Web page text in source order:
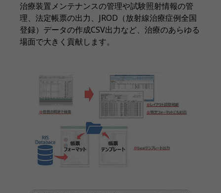
治療装置メンテナンスの管理や試験照射情報の管
理、法定帳票の出力、JROD（放射線治療症例全国
登録）データの作成CSV出力など、治療のあらゆる
場面で大きく貢献します。